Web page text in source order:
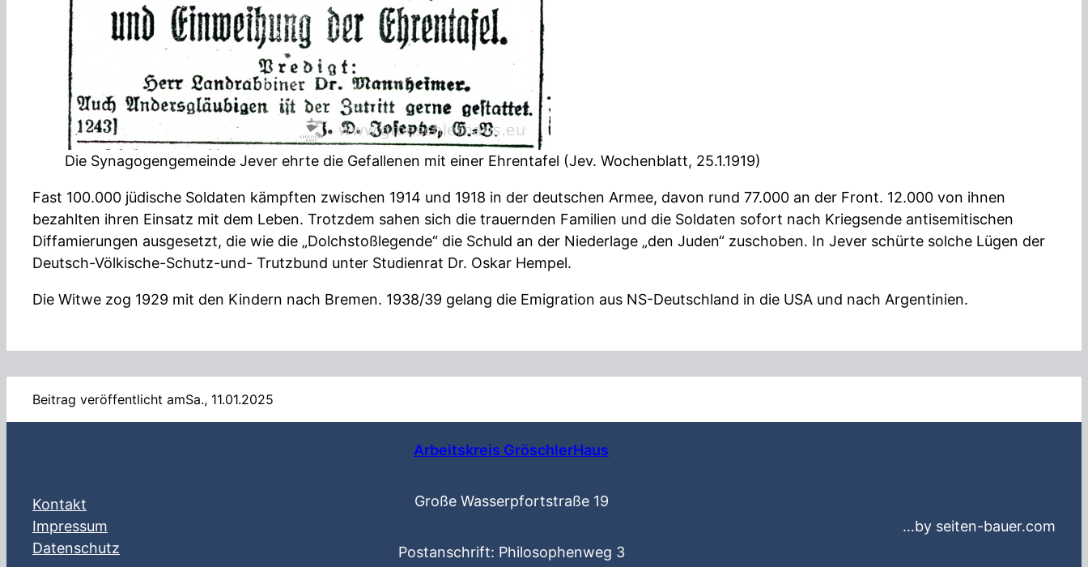
Die Synagogengemeinde Jever ehrte die Gefallenen mit einer Ehrentafel (Jev. Wochenblatt, 25.1.1919)
Fast 100.000 jüdische Soldaten kämpften zwischen 1914 und 1918 in der deutschen Armee, davon rund 77.000 an der Front. 12.000 von ihnen
bezahlten ihren Einsatz mit dem Leben. Trotzdem sahen sich die trauernden Familien und die Soldaten sofort nach Kriegsende antisemitischen
Diffamierungen ausgesetzt, die wie die „Dolchstoßlegende“ die Schuld an der Niederlage „den Juden“ zuschoben. In Jever schürte solche Lügen der
Deutsch-Völkische-Schutz-und- Trutzbund unter Studienrat Dr. Oskar Hempel.
Die Witwe zog 1929 mit den Kindern nach Bremen. 1938/39 gelang die Emigration aus NS-Deutschland in die USA und nach Argentinien.
Beitrag veröffentlicht amSa., 11.01.2025
Kontakt
Impressum
Datenschutz
Arbeitskreis GröschlerHaus
Große Wasserpfortstraße 19
Postanschrift: Philosophenweg 3
…by seiten-bauer.com